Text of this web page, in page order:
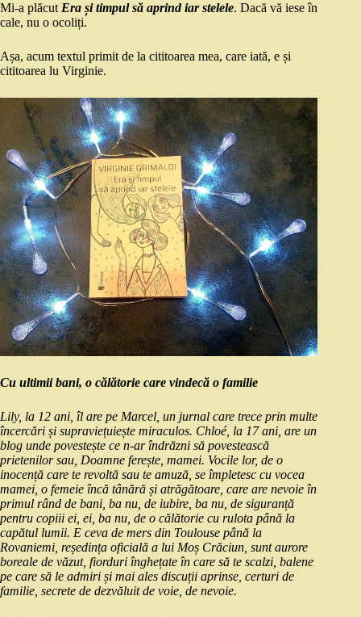
Mi-a plăcut Era și timpul să aprind iar stelele. Dacă vă iese în
cale, nu o ocoliți.
Așa, acum textul primit de la cititoarea mea, care iată, e și
cititoarea lu Virginie.
Cu ultimii bani, o călătorie care vindecă o familie
Lily, la 12 ani, îl are pe Marcel, un jurnal care trece prin multe
încercări și supraviețuiește miraculos. Chloé, la 17 ani, are un
blog unde povestește ce n-ar îndrăzni să povestească
prietenilor sau, Doamne ferește, mamei. Vocile lor, de o
inocență care te revoltă sau te amuză, se împletesc cu vocea
mamei, o femeie încă tânără și atrăgătoare, care are nevoie în
primul rând de bani, ba nu, de iubire, ba nu, de siguranță
pentru copiii ei, ei, ba nu, de o călătorie cu rulota până la
capătul lumii. E ceva de mers din Toulouse până la
Rovaniemi, reședința oficială a lui Moș Crăciun, sunt aurore
boreale de văzut, fiorduri înghețate în care să te scalzi, balene
pe care să le admiri și mai ales discuții aprinse, certuri de
familie, secrete de dezvăluit de voie, de nevoie.